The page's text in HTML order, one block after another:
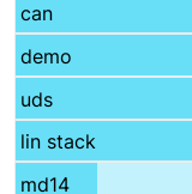
can
demo
uds
lin stack
md14